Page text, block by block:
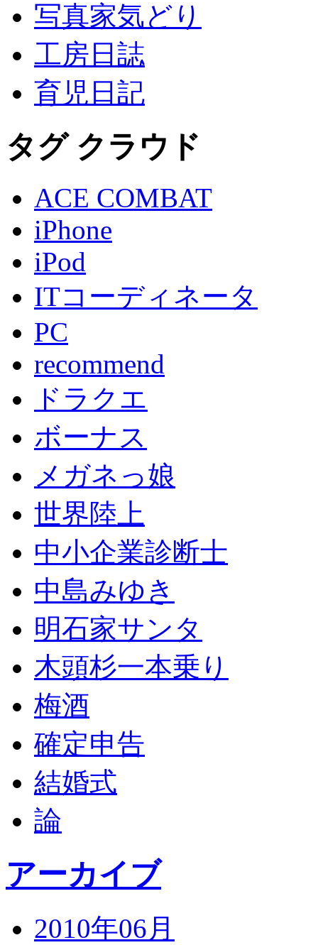
写真家気どり
工房日誌
育児日記
タグ クラウド
ACE COMBAT
iPhone
iPod
ITコーディネータ
PC
recommend
ドラクエ
ボーナス
メガネっ娘
世界陸上
中小企業診断士
中島みゆき
明石家サンタ
木頭杉一本乗り
梅酒
確定申告
結婚式
論
アーカイブ
2010年06月